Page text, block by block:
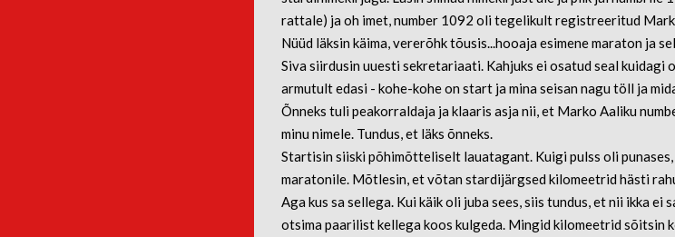
rattale) ja oh imet, number 1092 oli tegelikult registreeritud
Nüüd läksin käima, vererõhk tõusis...hooaja esimene maraton ja
Siva siirdusin uuesti sekretariaati. Kahjuks ei osatud seal kuidagi
armutult edasi - kohe-kohe on start ja mina seisan nagu töll ja
Õnneks tuli peakorraldaja ja klaaris asja nii, et Marko Aaliku
minu nimele. Tundus, et läks õnneks.
Startisin siiski põhimõtteliselt lauatagant. Kuigi pulss oli punases,
maratonile. Mõtlesin, et võtan stardijärgsed kilomeetrid hästi
Aga kus sa sellega. Kui käik oli juba sees, siis tundus, et nii ikka ei
otsima paarilist kellega koos kulgeda. Mingid kilomeetrid sõitsin